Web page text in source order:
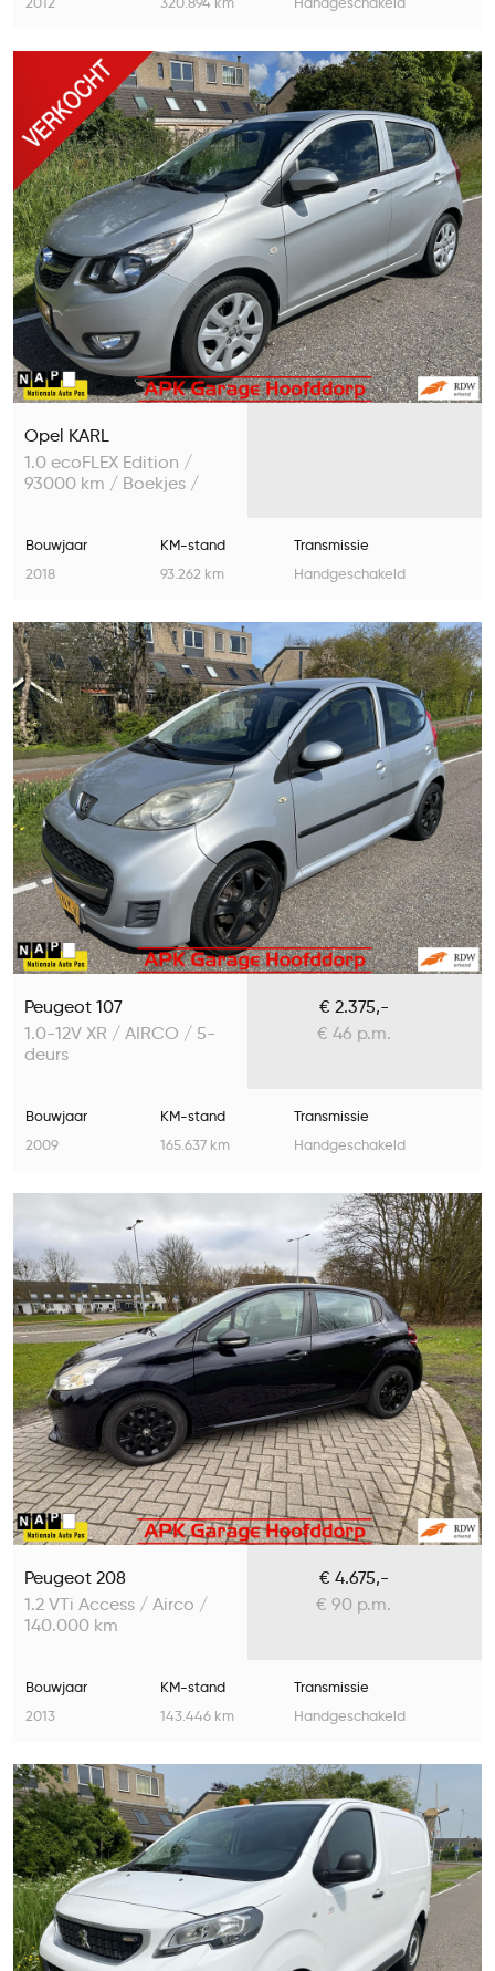
Opel KARL
1.0 ecoFLEX Edition /
93000 km / Boekjes /
Bouwjaar
2018
KM-stand
93.262 km
Transmissie
Handgeschakeld
Peugeot 107
1.0-12V XR / AIRCO / 5-
deurs
€ 2.375,-
€ 46 p.m.
Bouwjaar
2009
KM-stand
165.637 km
Transmissie
Handgeschakeld
Peugeot 208
1.2 VTi Access / Airco /
140.000 km
€ 4.675,-
€ 90 p.m.
Bouwjaar
2013
KM-stand
143.446 km
Transmissie
Handgeschakeld